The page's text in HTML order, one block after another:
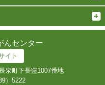
んセンター
イト
泉町下長窪1007番地
）5222